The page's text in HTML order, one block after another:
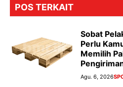
POS TERKAIT
Sobat
Perlu
Memilih
Agu. 6, 2026